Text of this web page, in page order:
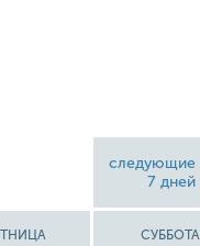
следующие
7 дней
СУББОТА